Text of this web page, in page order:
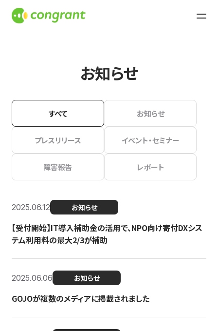
お知らせ
すべて お知らせ
プレスリリース イベント・セミナー
障害報告 レポート
2025.06.12 お知らせ
【受付開始】IT導入補助金の活用で、NPO向け寄付DXシス
テム利用料の最大2/3が補助
2025.06.06 お知らせ
GOJOが複数のメディアに掲載されました